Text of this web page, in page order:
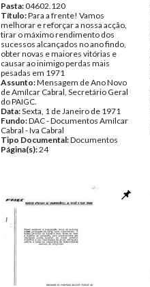
Pasta:04602.120
Título:Para a frente! Vamos
melhorar e reforçar a nossa acção,
tirar o máximo rendimento dos
sucessos alcançados no ano findo,
obter novas e maiores vitórias e
causar ao inimigo perdas mais
pesadas em 1971
Assunto:Mensagem de Ano Novo
de Amílcar Cabral, Secretário Geral
do PAIGC.
Data:Sexta, 1 de Janeiro de 1971
Fundo:DAC - Documentos Amílcar
Cabral - Iva Cabral
Tipo Documental:Documentos
Página(s):24